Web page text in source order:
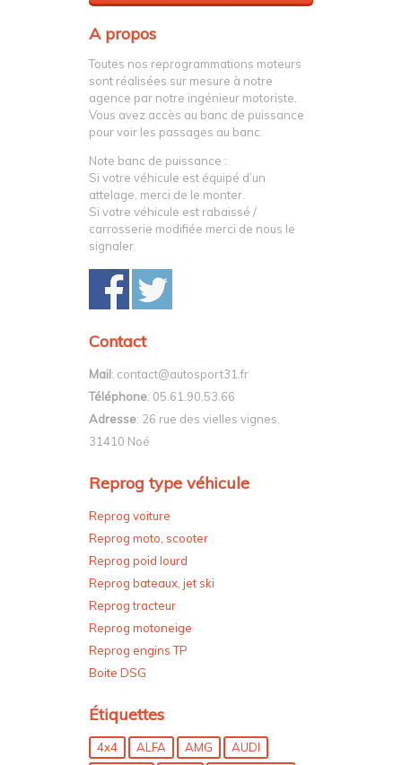
A propos
Toutes nos reprogrammations moteurs
sont réalisées sur mesure à notre
agence par notre ingénieur motoriste.
Vous avez accès au banc de puissance
pour voir les passages au banc.
Note banc de puissance :
Si votre véhicule est équipé d’un
attelage, merci de le monter.
Si votre véhicule est rabaissé /
carrosserie modifiée merci de nous le
signaler.
Contact
Mail: contact@autosport31.fr
Téléphone: 05.61.90.53.66
Adresse: 26 rue des vielles vignes,
31410 Noé
Reprog type véhicule
Reprog voiture
Reprog moto, scooter
Reprog poid lourd
Reprog bateaux, jet ski
Reprog tracteur
Reprog motoneige
Reprog engins TP
Boite DSG
Étiquettes
4x4 ALFA AMG
AUDI